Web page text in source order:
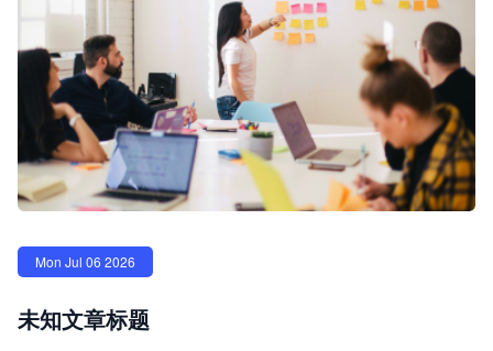
Mon Jul 06 2026
未知文章标题